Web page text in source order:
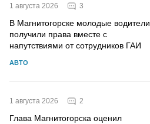
1 августа 2026 3
В Магнитогорске молодые водители
получили права вместе с
напутствиями от сотрудников ГАИ
АВТО
1 августа 2026 2
Глава Магнитогорска оценил